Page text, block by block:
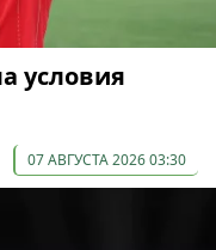
условия
07 АВГУСТА 2026 03:30